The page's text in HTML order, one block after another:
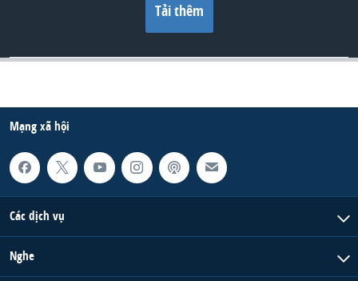
Tải thêm
Mạng xã hội
Các dịch vụ
Nghe